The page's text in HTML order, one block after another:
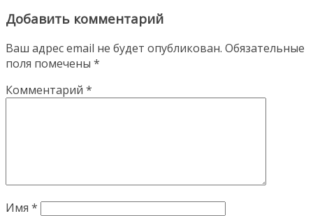
Добавить комментарий
Ваш адрес email не будет опубликован. Обязательные
поля помечены *
Комментарий *
Имя *